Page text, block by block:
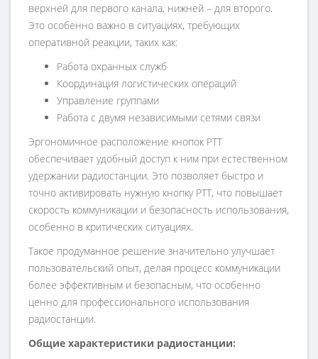
верхней для первого канала, нижней – для второго.
Это особенно важно в ситуациях, требующих
оперативной реакции, таких как:
Работа охранных служб
Координация логистических операций
Управление группами
Работа с двумя независимыми сетями связи
Эргономичное расположение кнопок PTT
обеспечивает удобный доступ к ним при естественном
удержании радиостанции. Это позволяет быстро и
точно активировать нужную кнопку PTT, что повышает
скорость коммуникации и безопасность использования,
особенно в критических ситуациях.
Такое продуманное решение значительно улучшает
пользовательский опыт, делая процесс коммуникации
более эффективным и безопасным, что особенно
ценно для профессионального использования
радиостанции.
Общие характеристики радиостанции: